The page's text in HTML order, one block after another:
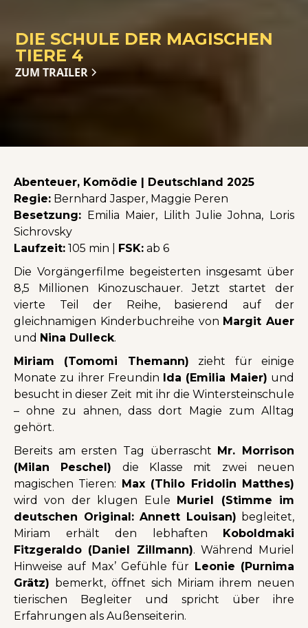
DIE SCHULE DER MAGISCHEN
TIERE 4
ZUM TRAILER
Abenteuer, Komödie | Deutschland 2025
Regie: Bernhard Jasper, Maggie Peren
Besetzung: Emilia Maier, Lilith Julie Johna, Loris
Sichrovsky
Laufzeit: 105 min | FSK: ab 6
Die Vorgängerfilme begeisterten insgesamt über
8,5 Millionen Kinozuschauer. Jetzt startet der
vierte Teil der Reihe, basierend auf der
gleichnamigen Kinderbuchreihe von Margit Auer
und Nina Dulleck.
Miriam (Tomomi Themann) zieht für einige
Monate zu ihrer Freundin Ida (Emilia Maier) und
besucht in dieser Zeit mit ihr die Wintersteinschule
– ohne zu ahnen, dass dort Magie zum Alltag
gehört.
Bereits am ersten Tag überrascht Mr. Morrison
(Milan Peschel) die Klasse mit zwei neuen
magischen Tieren: Max (Thilo Fridolin Matthes)
wird von der klugen Eule Muriel (Stimme im
deutschen Original: Annett Louisan) begleitet,
Miriam erhält den lebhaften Koboldmaki
Fitzgeraldo (Daniel Zillmann). Während Muriel
Hinweise auf Max’ Gefühle für Leonie (Purnima
Grätz) bemerkt, öffnet sich Miriam ihrem neuen
tierischen Begleiter und spricht über ihre
Erfahrungen als Außenseiterin.